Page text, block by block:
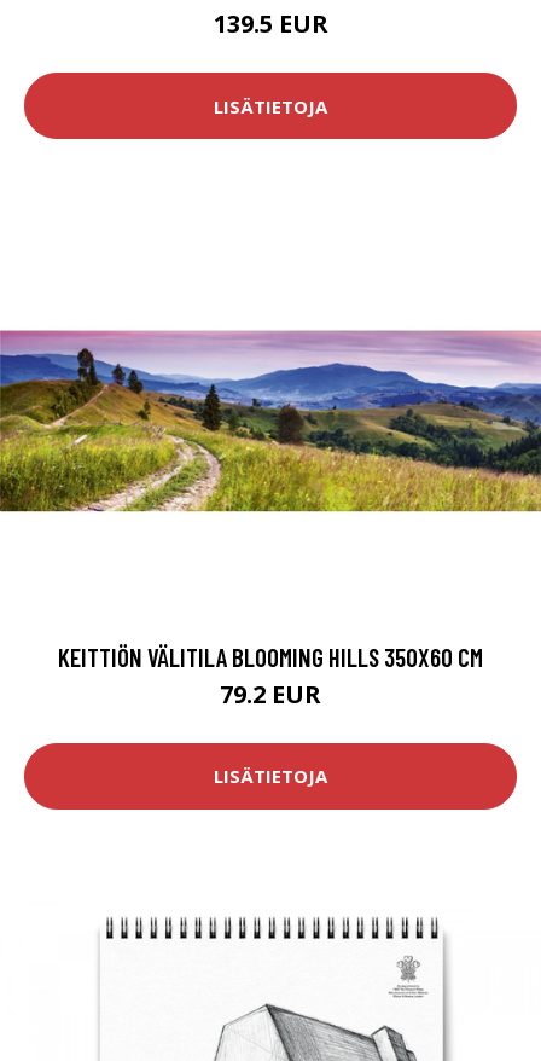
139.5 EUR
LISÄTIETOJA
KEITTIÖN VÄLITILA BLOOMING HILLS 350X60 CM
79.2 EUR
LISÄTIETOJA